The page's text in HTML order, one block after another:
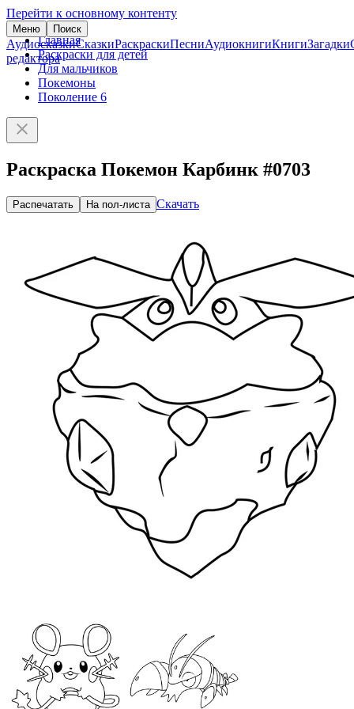
Перейти к основному контенту
Меню Поиск
АудиосказкиСказкиРаскраскиПесниАудиокнигиКнигиЗагадки
редактора
Главная
Раскраски для детей
Для мальчиков
Покемоны
Поколение 6
Раскраска Покемон Карбинк #0703
Распечатать На пол-листа Скачать